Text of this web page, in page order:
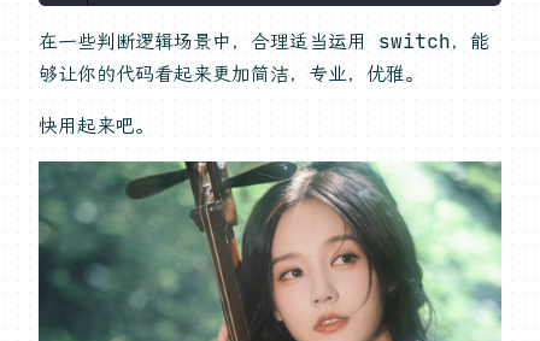
在一些判断逻辑场景中，合理适当运用 switch，能
够让你的代码看起来更加简洁，专业，优雅。
快用起来吧。